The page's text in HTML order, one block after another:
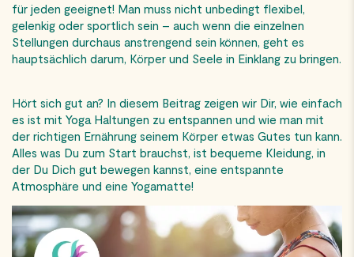
für jeden geeignet! Man muss nicht unbedingt flexibel,
gelenkig oder sportlich sein – auch wenn die einzelnen
Stellungen durchaus anstrengend sein können, geht es
hauptsächlich darum, Körper und Seele in Einklang zu bringen.
Hört sich gut an? In diesem Beitrag zeigen wir Dir, wie einfach
es ist mit Yoga Haltungen zu entspannen und wie man mit
der richtigen Ernährung seinem Körper etwas Gutes tun kann.
Alles was Du zum Start brauchst, ist bequeme Kleidung, in
der Du Dich gut bewegen kannst, eine entspannte
Atmosphäre und eine Yogamatte!